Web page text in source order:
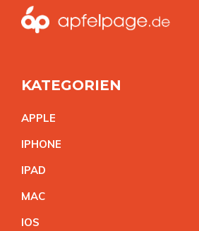
KATEGORIEN
APPLE
IPHONE
IPAD
MAC
IOS